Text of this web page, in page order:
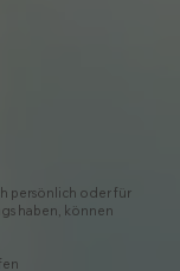
persönlich oder für
haben, können